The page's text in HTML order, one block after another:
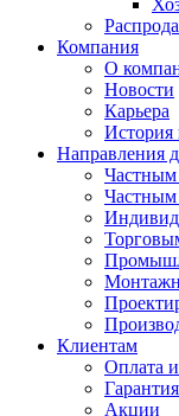
Компания
О
Новости
Карьера
История
Направления
Частным
Клиентам
Оплата и
Акции